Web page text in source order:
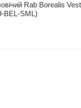
Rab Borealis
BEL-SML)